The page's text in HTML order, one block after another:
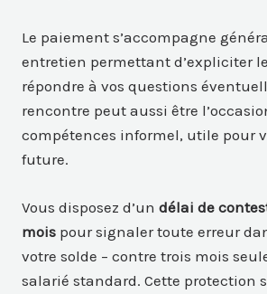
Le paiement s’accompagne
entretien permettant d’expliciter
répondre à vos questions
rencontre peut aussi être
compétences informel, utile pour
future.
Vous disposez d’undélai de
mois pour signaler toute erreur
votre solde – contre trois mois
salarié standard. Cette protection